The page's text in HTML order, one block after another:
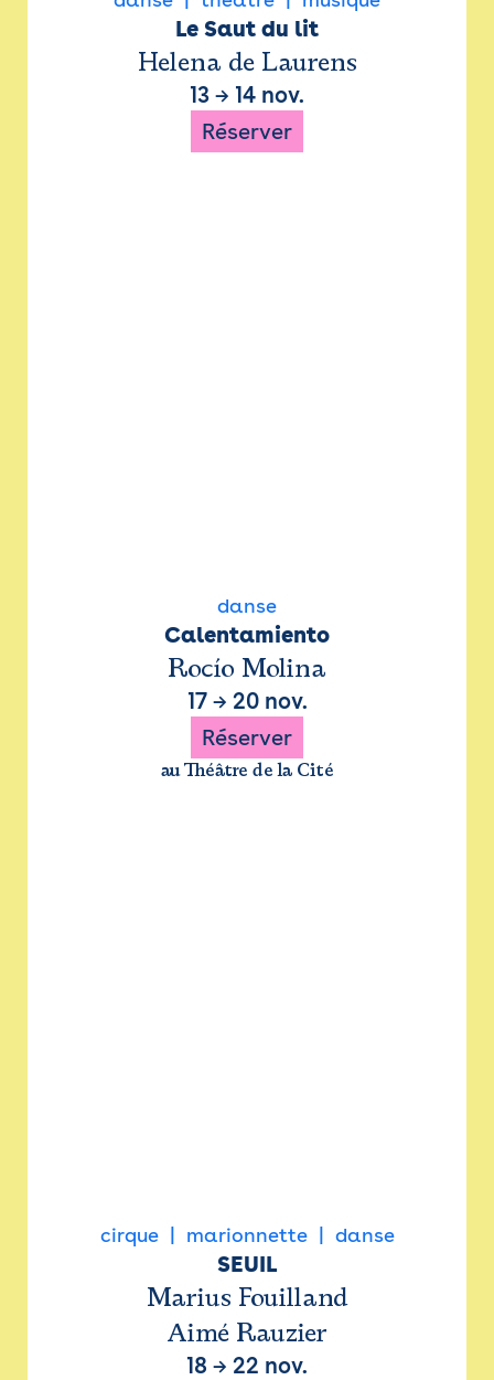
Le Saut du lit
Helena de Laurens
13 → 14 nov.
Réserver
danse
Calentamiento
Rocío Molina
17→ 20 nov.
Réserver
au Théâtre de la Cité
cirque marionnette danse
SEUIL
Marius Fouilland
Aimé Rauzier
18 → 22 nov.